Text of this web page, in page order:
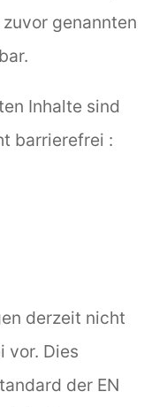
genannten
Inhalte sind
barrierefrei :
derzeit nicht
vor. Dies
der EN